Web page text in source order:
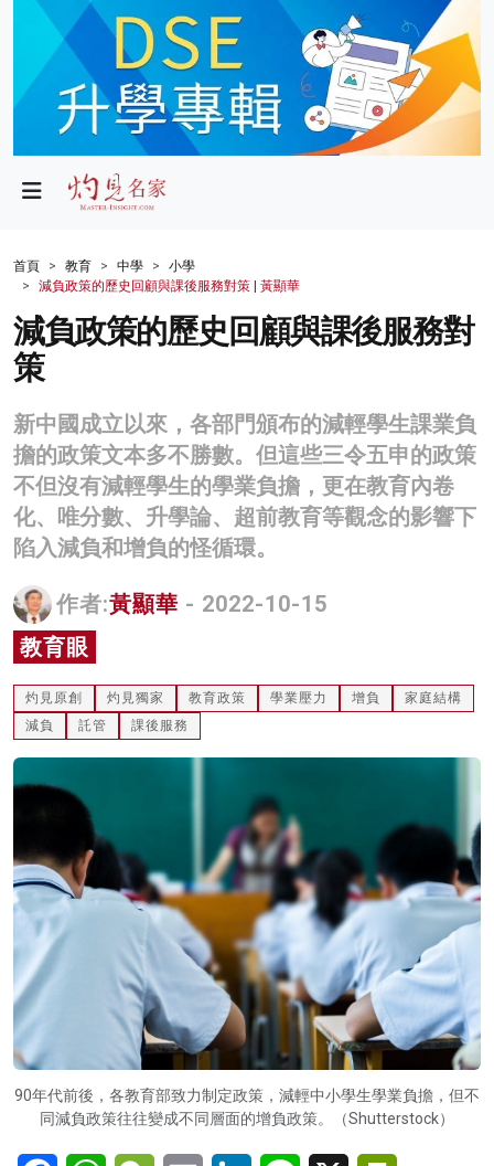
政局
財經
生活
健康
科技
影片
名家榜
關於我們
首頁 教育 中學
小學
減負政策的歷史回顧與課後服務對策 | 黃顯華
減負政策的歷史回顧與課後服務對
策
新中國成立以來，各部門頒布的減輕學生課業負
擔的政策文本多不勝數。但這些三令五申的政策
不但沒有減輕學生的學業負擔，更在教育內卷
化、唯分數、升學論、超前教育等觀念的影響下
陷入減負和增負的怪循環。
作者:黃顯華 - 2022-10-15
教育眼
灼見原創 灼見獨家 教育政策 學業壓力 增負
家庭結構
減負
託管 課後服務
90年代前後，各教育部致力制定政策，減輕中小學生學業負擔，但不
同減負政策往往變成不同層面的增負政策。（Shutterstock）